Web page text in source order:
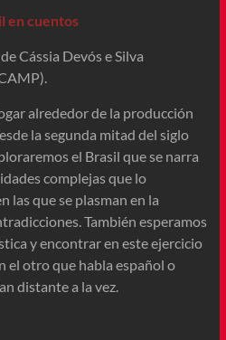
en cuentos
Cássia Devós e Silva
alrededor de la producción
la segunda mitad del siglo
el Brasil que se narra
complejas que lo
las que se plasman en la
También esperamos
y encontrar en este ejercicio
el otro que habla español o
distante a la vez.